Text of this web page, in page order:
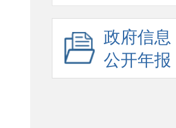
政府信息
公开年报